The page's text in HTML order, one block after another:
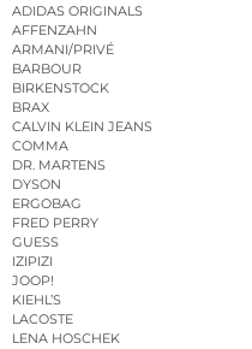
ADIDAS ORIGINALS
AFFENZAHN
ARMANI/PRIVÉ
BARBOUR
BIRKENSTOCK
BRAX
CALVIN KLEIN JEANS
COMMA
DR. MARTENS
DYSON
ERGOBAG
FRED PERRY
GUESS
IZIPIZI
JOOP!
KIEHL’S
LACOSTE
LENA HOSCHEK